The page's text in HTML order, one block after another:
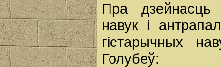
Пра дзейнасць
навук і
гістарычных
Голубеў: